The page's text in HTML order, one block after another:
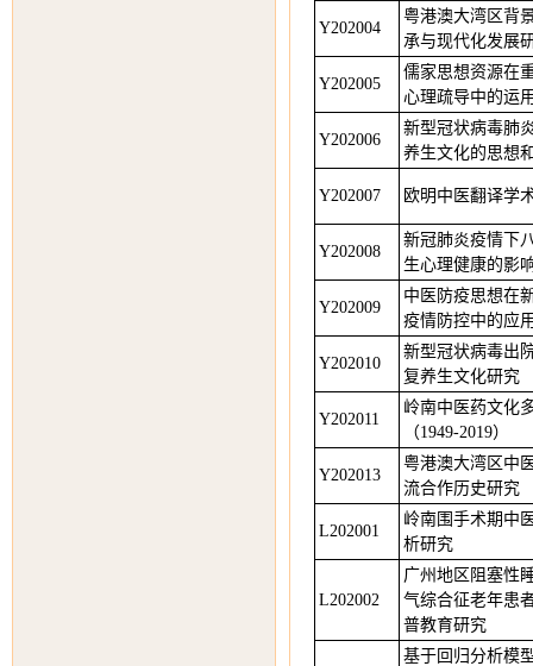
Y202004
粤港澳大湾区背
承与现代化发展
Y202005
儒家思想资源在
心理疏导中的运
Y202006
新型冠状病毒肺
养生文化的思想
Y202007 欧明中医翻译学
Y202008
新冠肺炎疫情下
生心理健康的影
Y202009
中医防疫思想在
疫情防控中的应
Y202010
新型冠状病毒出
复养生文化研究
Y202011
岭南中医药文化
（1949-2019）
Y202013
粤港澳大湾区中
流合作历史研究
L202001
岭南围手术期中
析研究
L202002
广州地区阻塞性
气综合征老年患
普教育研究
基于回归分析模